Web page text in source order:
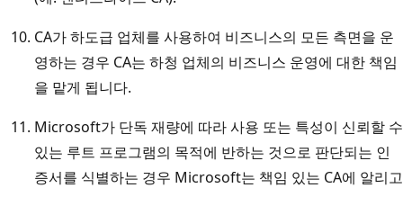
CA가 하도급 업체를 사용하여 비즈니스의 모든 측면을 운
영하는 경우 CA는 하청 업체의 비즈니스 운영에 대한 책임
을 맡게 됩니다.
Microsoft가 단독 재량에 따라 사용 또는 특성이 신뢰할 수
있는 루트 프로그램의 목적에 반하는 것으로 판단되는 인
증서를 식별하는 경우 Microsoft는 책임 있는 CA에 알리고